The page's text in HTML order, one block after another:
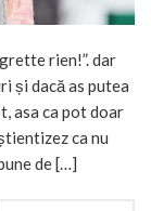
rien!”. dar
și dacă as putea
asa ca pot doar
ca nu
de […]